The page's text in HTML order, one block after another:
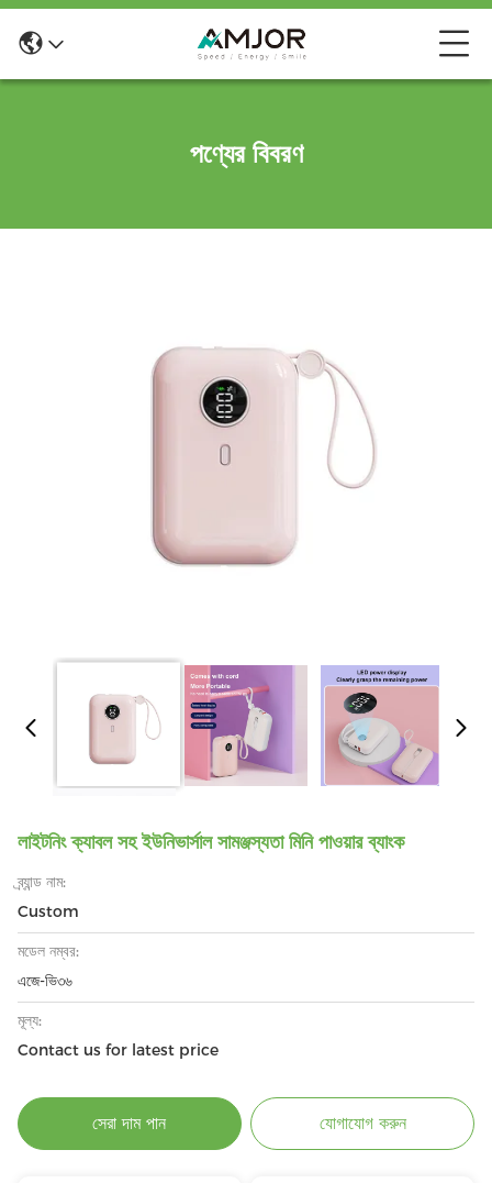
পণ্যের বিবরণ
লাইটনিং ক্যাবল সহ ইউনিভার্সাল সামঞ্জস্যতা মিনি পাওয়ার ব্যাংক
ব্র্যান্ড নাম:
Custom
মডেল নম্বর:
এজে-ভি৩৬
মূল্য:
Contact us for latest price
সেরা দাম পান যোগাযোগ করুন